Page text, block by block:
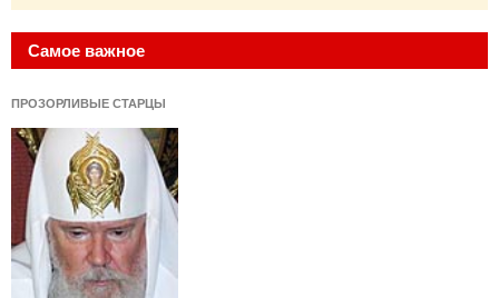
Самое важное
ПРОЗОРЛИВЫЕ СТАРЦЫ